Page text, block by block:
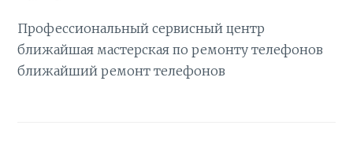
Профессиональный сервисный центр
ближайшая мастерская по ремонту телефонов
ближайший ремонт телефонов